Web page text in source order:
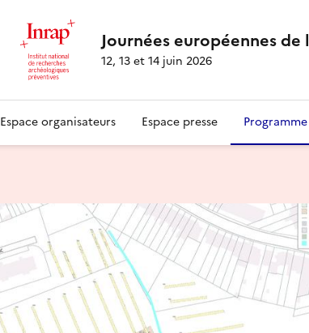
Journées européennes
12, 13 et 14 juin 2026
Espace organisateurs Espace presse Programme